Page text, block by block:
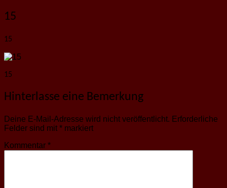
15
15
15
Hinterlasse eine Bemerkung
Deine E-Mail-Adresse wird nicht veröffentlicht. Erforderliche
Felder sind mit * markiert
Kommentar *